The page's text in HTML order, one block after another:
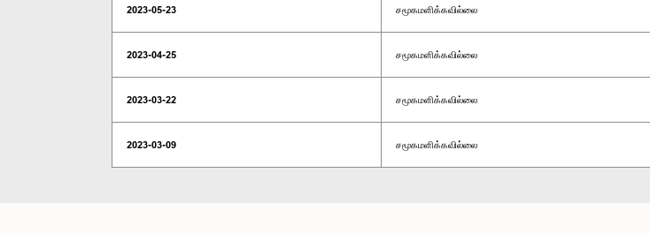
2023-05-23 சமூகமளிக்கவில்லை
2023-04-25 சமூகமளிக்கவில்லை
2023-03-22 சமூகமளிக்கவில்லை
2023-03-09 சமூகமளிக்கவில்லை